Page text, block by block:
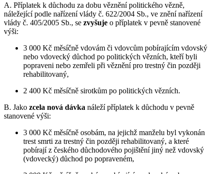
A. Příplatek k důchodu za dobu věznění politického vězně,
náležející podle nařízení vlády č. 622/2004 Sb., ve znění nařízení
vlády č. 405/2005 Sb., se zvyšuje o příplatek v pevně stanovené
výši:
3 000 Kč měsíčně vdovám či vdovcům pobírajícím vdovský
nebo vdovecký důchod po politických vězních, kteří byli
popraveni nebo zemřeli při věznění pro trestný čin později
rehabilitovaný,
2 400 Kč měsíčně sirotkům po politických vězních.
B. Jako zcela nová dávka náleží příplatek k důchodu v pevně
stanovené výši:
3 000 Kč měsíčně osobám, na jejichž manželu byl vykonán
trest smrti za trestný čin později rehabilitovaný, a které
pobírají z českého důchodového pojištění jiný než vdovský
(vdovecký) důchod po popraveném,